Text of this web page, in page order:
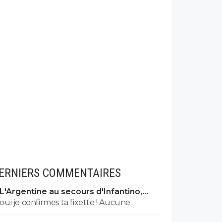
COMMENTAIRES
L'Argentine au secours d'Infantino,
tout s'explique
oui je confirmes ta fixette ! Aucune
condamnation à ce jour, ca te parle pas la